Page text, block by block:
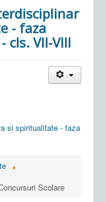
- faza
cls. VII-VIII
si spiritualitate - faza
Scolare